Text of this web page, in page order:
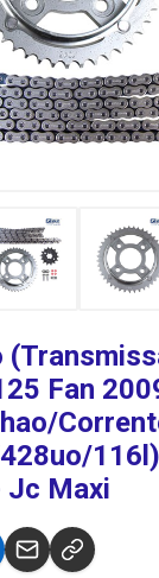
Fan
Jc Maxi